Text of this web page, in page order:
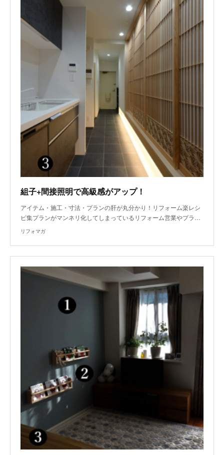
組子+間接照明で高級感がアップ！
アイテム・施工・寸法・プランの肝が丸分かり！リフォーム楽レシ
ピ集プランがマンネリ化してしまっているリフォーム営業やプラ…
リフォマガ